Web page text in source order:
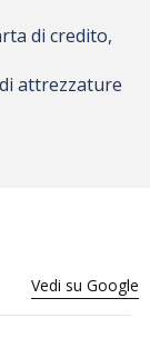
di credito,
attrezzature
Vedi su Google